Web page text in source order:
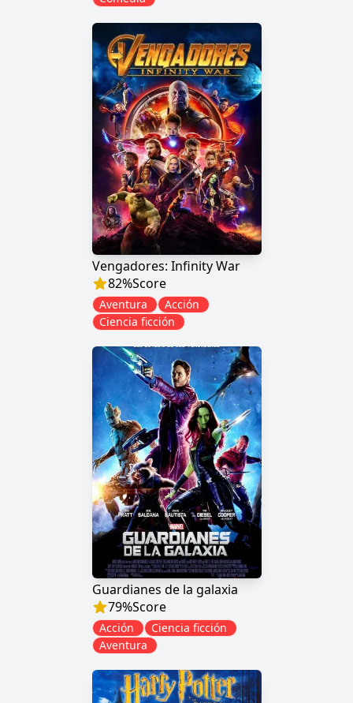
Vengadores: Infinity War
82%Score
Aventura
Acción
Ciencia ficción
Guardianes de la galaxia
79%Score
Acción
Ciencia ficción
Aventura